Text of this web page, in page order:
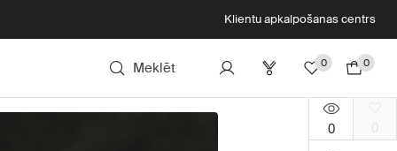
Klientu apkalpošanas centrs
Meklēt 0 0
0 0